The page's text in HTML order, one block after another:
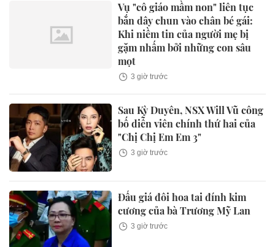
Vụ "cô giáo mầm non" liên tục
bắn dây chun vào chân bé gái:
Khi niềm tin của người mẹ bị
gặm nhấm bởi những con sâu
mọt
3 giờ trước
Sau Kỳ Duyên, NSX Will Vũ công
bố diễn viên chính thứ hai của
"Chị Chị Em Em 3"
3 giờ trước
Đấu giá đôi hoa tai đính kim
cương của bà Trương Mỹ Lan
3 giờ trước